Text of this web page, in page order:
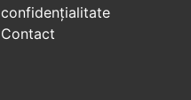
confidenţialitate
Contact